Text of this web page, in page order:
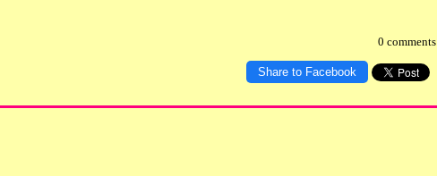
0 comments
Share to Facebook